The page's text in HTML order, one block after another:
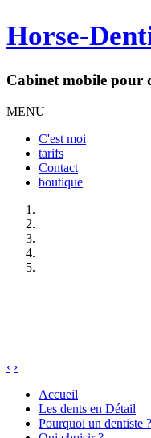
Horse-
Cabinet mobile pour
MENU
C'est moi
tarifs
Contact
boutique
‹ ›
Accueil
Les dents en Détail
Pourquoi un dentiste ?